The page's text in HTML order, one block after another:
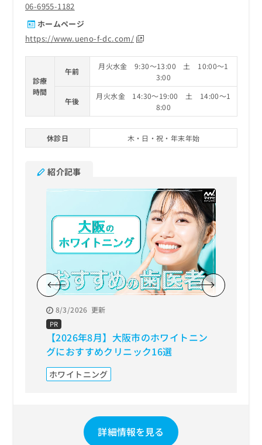
06-6955-1182
ホームページ
https://www.ueno-f-dc.com/
診療
時間
午前
月火水金 9:30～13:00 土 10:00～1
3:00
午後
月火水金 14:30～19:00 土 14:00～1
8:00
休診日 木・日・祝・年末年始
紹介記事
8/3/2026 更新
PR
【2026年8月】大阪市のホワイトニン
グにおすすめクリニック16選
ホワイトニング
詳細情報を見る